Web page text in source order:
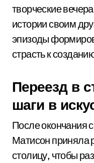
творческие
истории своим
эпизоды
страсть к
Переезд в
шаги в
После окончания
Матисон приняла
столицу, чтобы